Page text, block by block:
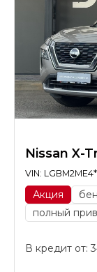
Nissan X-
VIN:
Акция
полный
В кредит от: